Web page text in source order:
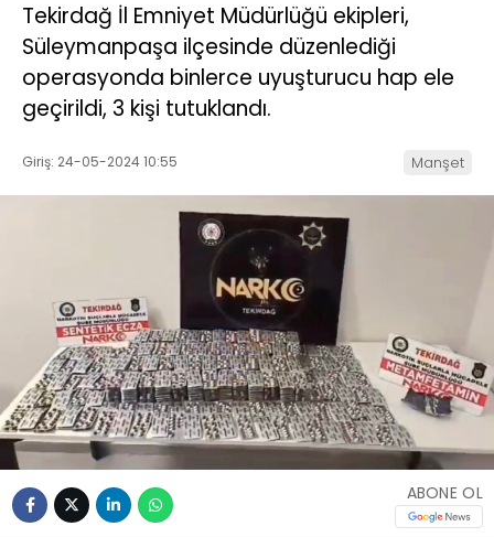
Tekirdağ İl Emniyet Müdürlüğü ekipleri,
Süleymanpaşa ilçesinde düzenlediği
operasyonda binlerce uyuşturucu hap ele
geçirildi, 3 kişi tutuklandı.
Giriş: 24-05-2024 10:55 Manşet
ABONE OL